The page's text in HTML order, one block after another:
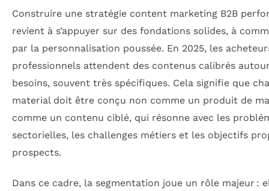
Construire une stratégie content marketing B2B
revient à s’appuyer sur des fondations solides, à
par la personnalisation poussée. En 2025, les
professionnels attendent des contenus calibrés
besoins, souvent très spécifiques. Cela signifie que
material doit être conçu non comme un produit de
comme un contenu ciblé, qui résonne avec les
sectorielles, les challenges métiers et les objectifs
prospects.
Dans ce cadre, la segmentation joue un rôle majeur :